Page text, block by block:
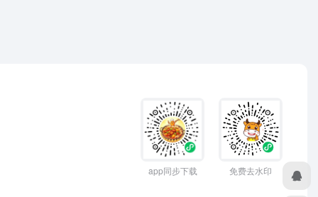
app同步下载 免费去水印